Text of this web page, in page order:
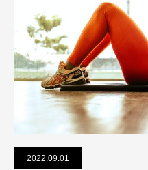
2022.09.01